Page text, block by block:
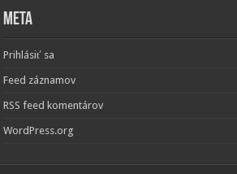
Meta
Prihlásiť sa
Feed záznamov
RSS feed komentárov
WordPress.org